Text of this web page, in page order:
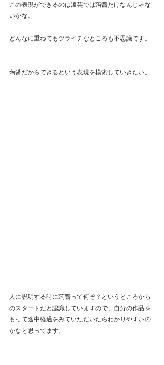
この表現ができるのは漆芸では蒟醤だけなんじゃな
いかな。
どんなに重ねてもツライチなところも不思議です。
蒟醤だからできるという表現を模索していきたい。
人に説明する時に蒟醤って何ぞ？というところから
のスタートだと認識していますので、自分の作品を
もって途中経過をみていただいたらわかりやすいの
かなと思ってます。